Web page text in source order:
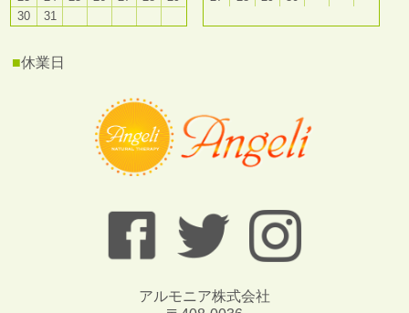
30
31
■休業日
アルモニア株式会社